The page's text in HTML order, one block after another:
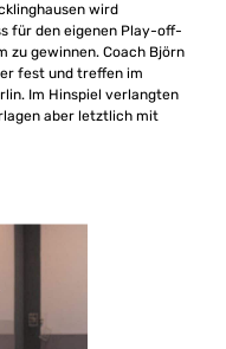
wird
für den eigenen Play-off-
zu gewinnen. Coach Björn
fest und treffen im
Im Hinspiel verlangten
aber letztlich mit